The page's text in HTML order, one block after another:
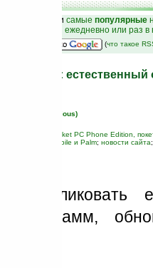
и самые популярные
на email ежедневно или раз
(что такое
естественный
Черников (devious)
Pocket PC Phone Edition,
Windows Mobile и Palm; новости сайта
публиковать
программ,